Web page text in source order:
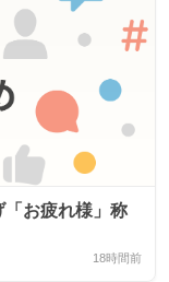
お疲れ様」称
18時間前